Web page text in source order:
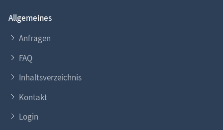
Allgemeines
Anfragen
FAQ
Inhaltsverzeichnis
Kontakt
Login